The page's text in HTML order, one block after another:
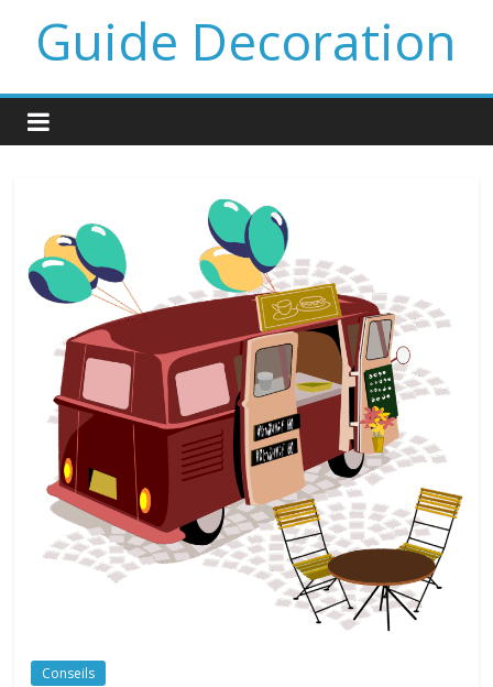
Guide Decoration
Conseils